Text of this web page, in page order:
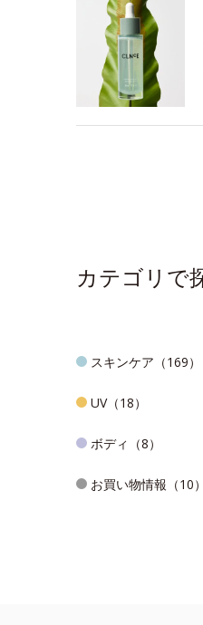
カテゴリで
スキンケア（169）
UV（18）
ボディ（8）
お買い物情報（10）